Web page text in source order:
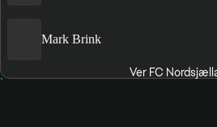
Mark Brink
Ver FC